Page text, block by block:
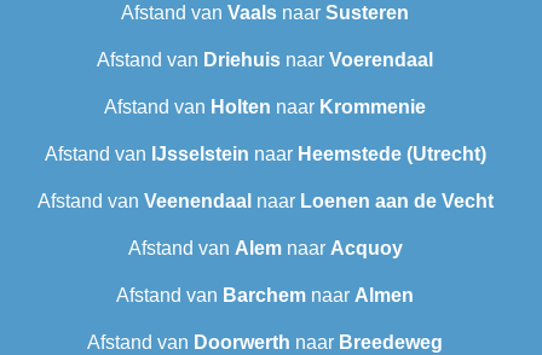
Afstand van Vaals naar Susteren
Afstand van Driehuis naar Voerendaal
Afstand van Holten naar Krommenie
Afstand van IJsselstein naar Heemstede (Utrecht)
Afstand van Veenendaal naar Loenen aan de Vecht
Afstand van Alemnaar Acquoy
Afstand van Barchem naar Almen
Afstand van Doorwerth naar Breedeweg